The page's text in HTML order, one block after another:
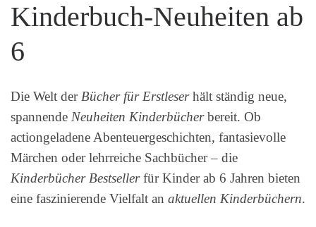
Kinderbuch-Neuheiten ab
6
Die Welt der Bücher für Erstleserhält ständig neue,
spannende Neuheiten Kinderbücherbereit. Ob
actiongeladene Abenteuergeschichten, fantasievolle
Märchen oder lehrreiche Sachbücher – die
Kinderbücher Bestsellerfür Kinder ab 6 Jahren bieten
eine faszinierende Vielfalt an aktuellen Kinderbüchern.